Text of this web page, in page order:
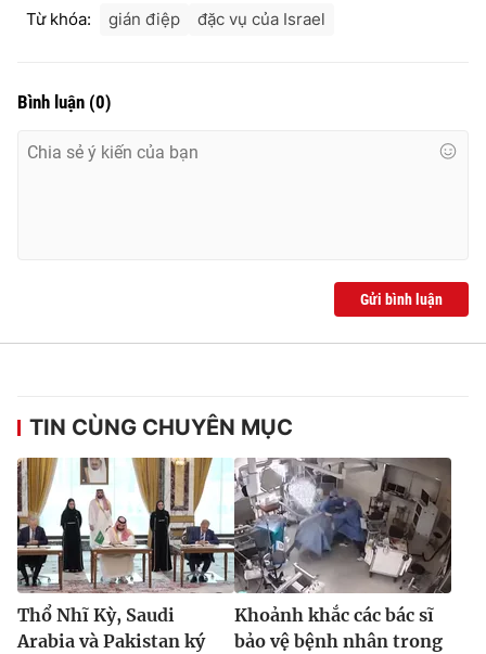
Từ khóa: gián điệp đặc vụ của Israel
Bình luận (0)
Gửi bình luận
TIN CÙNG CHUYÊN MỤC
Thổ Nhĩ Kỳ, Saudi
Arabia và Pakistan ký
Khoảnh khắc các bác sĩ
bảo vệ bệnh nhân trong